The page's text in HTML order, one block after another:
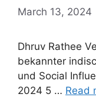
March 13, 2024
Dhruv Rathee
bekannter
und Social
2024 5 … Read